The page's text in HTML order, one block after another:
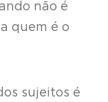
não é
quem é o
sujeitos é